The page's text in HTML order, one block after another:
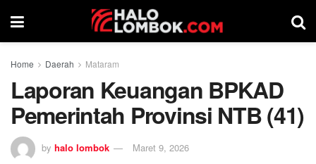
Home Daerah Mataram
Laporan Keuangan BPKAD
Pemerintah Provinsi NTB (41)
by halo lombok Maret 9, 2026